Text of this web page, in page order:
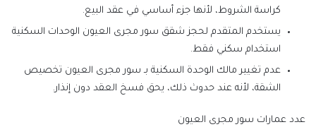
كراسة الشروط، لأنها جزء أساسي في عقد البيع.
يستخدم المتقدم لحجز شقق سور مجرى العيون الوحدات السكنية
استخدام سكني فقط.
عدم تغيير مالك الوحدة السكنية بـ سور مجرى العيون تخصيص
الشقة، لأنه عند حدوث ذلك، يحق فسخ العقد دون إنذار.
عدد عمارات سور مجرى العيون